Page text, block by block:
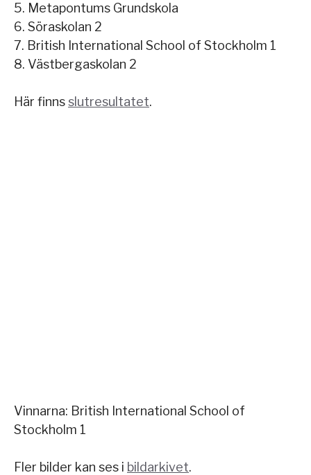
5. Metapontums Grundskola
6. Söraskolan 2
7. British International School of Stockholm 1
8. Västbergaskolan 2
Här finnsslutresultatet.
Vinnarna: British International School of
Stockholm 1
Fler bilder kan ses i bildarkivet.